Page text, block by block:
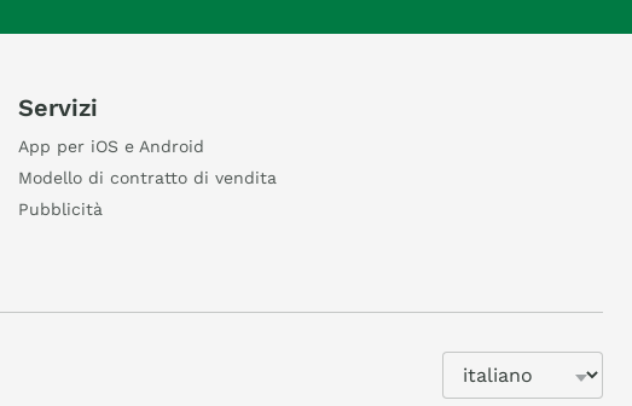
Servizi
App per iOS e Android
Modello di contratto di vendita
Pubblicità